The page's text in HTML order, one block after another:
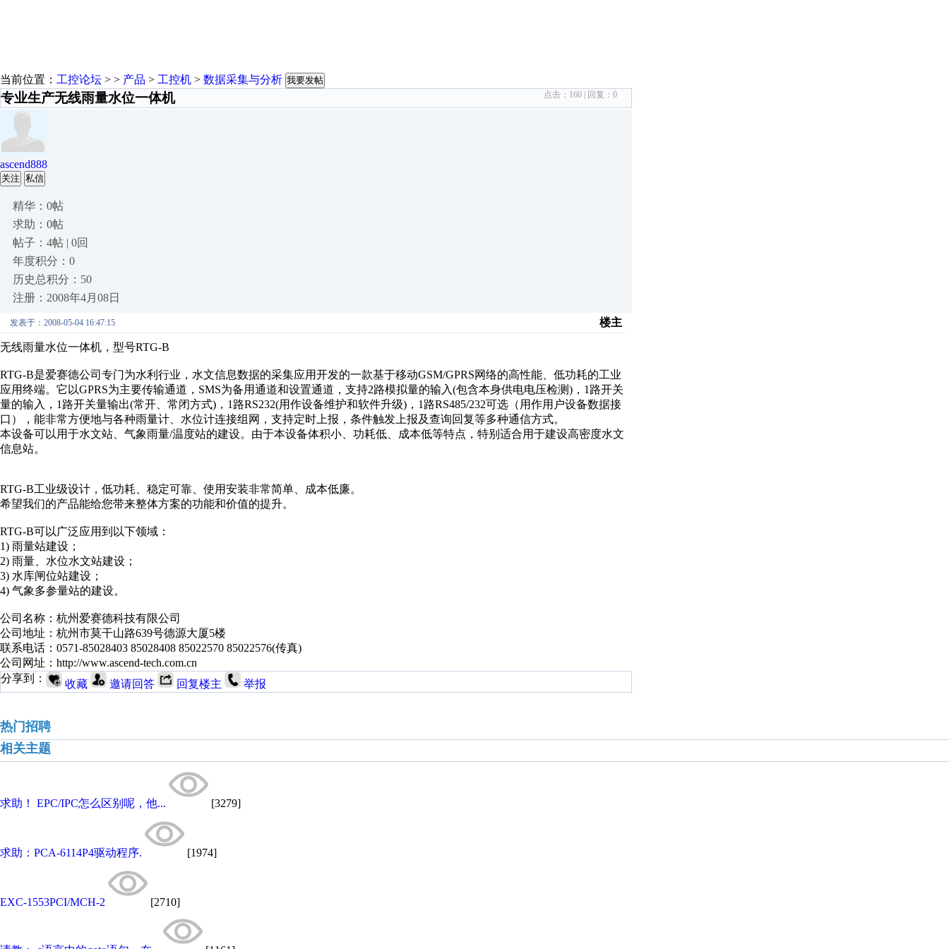
当前位置： 工控论坛 > > 产品 > 工控机 > 数据采集与分析 我要发帖
专业生产无线雨量水位一体机 点击： 160 | 回复： 0
ascend888
关注 私信
精华：0帖
求助：0帖
帖子：4帖 | 0回
年度积分：0
历史总积分：50
注册：2008年4月08日
发表于：2008-05-04 16:47:15 楼主
无线雨量水位一体机，型号RTG-B
RTG-B是爱赛德公司专门为水利行业，水文信息数据的采集应用开发的一款基于移动GSM/GPRS网络的高性能、低功耗的工业
应用终端。它以GPRS为主要传输通道，SMS为备用通道和设置通道，支持2路模拟量的输入(包含本身供电电压检测)，1路开关
量的输入，1路开关量输出(常开、常闭方式)，1路RS232(用作设备维护和软件升级)，1路RS485/232可选（用作用户设备数据接
口），能非常方便地与各种雨量计、水位计连接组网，支持定时上报，条件触发上报及查询回复等多种通信方式。
本设备可以用于水文站、气象雨量/温度站的建设。由于本设备体积小、功耗低、成本低等特点，特别适合用于建设高密度水文
信息站。
RTG-B工业级设计，低功耗、稳定可靠、使用安装非常简单、成本低廉。
希望我们的产品能给您带来整体方案的功能和价值的提升。
RTG-B可以广泛应用到以下领域：
1) 雨量站建设；
2) 雨量、水位水文站建设；
3) 水库闸位站建设；
4) 气象多参量站的建设。
公司名称：杭州爱赛德科技有限公司
公司地址：杭州市莫干山路639号德源大厦5楼
联系电话：0571-85028403 85028408 85022570 85022576(传真)
公司网址：http://www.ascend-tech.com.cn
分享到：
收藏 邀请回答 回复楼主 举报
热门招聘
相关主题
求助！ EPC/IPC怎么区别呢，他... [3279]
求助：PCA-6114P4驱动程序. [1974]
EXC-1553PCI/MCH-2 [2710]